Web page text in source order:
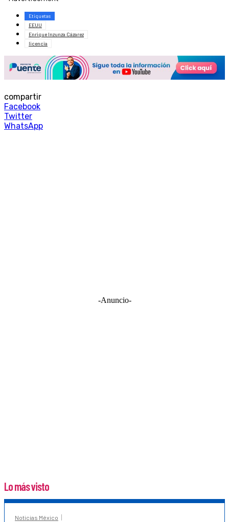
Etiquetas
EEUU
Enrique Inzunza Cázarez
licencia
compartir
Facebook
Twitter
WhatsApp
-Anuncio-
Lo más visto
Noticias México